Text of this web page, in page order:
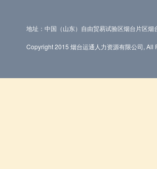
地址：中国（山东）自由贸易试验区烟台片区
Copyright 2015 烟台运通人力资源有限公司, All